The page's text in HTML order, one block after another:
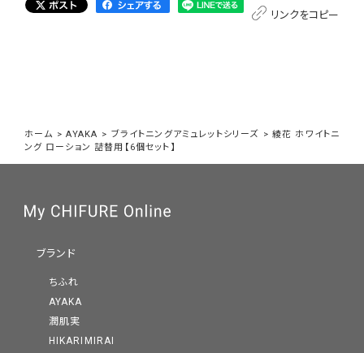
リンクをコピー
ホーム >AYAKA > ブライトニングアミュレットシリーズ > 綾花 ホワイトニ
ング ローション 詰替用【6個セット】
ブランド
ちふれ
AYAKA
潤肌実
HIKARIMIRAI